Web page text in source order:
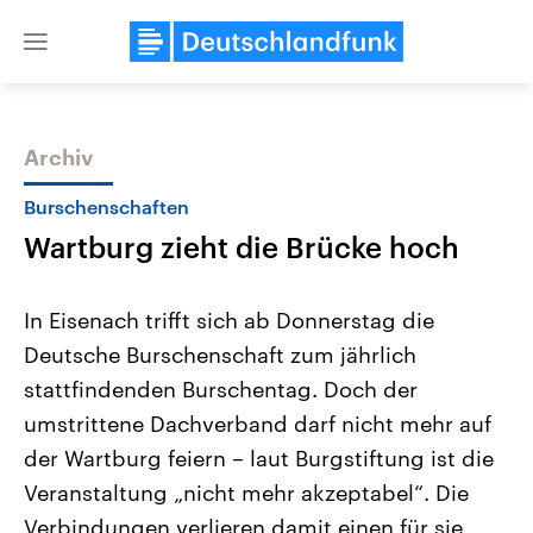
Close
Themen
Landtagswahl Sachsen-Anhalt
2026
Alle Informationen
Sachsen-Anhalt wählt am 6.
September 2026 einen neuen
Landtag. Seit 2021 wird das
Bundesland von einer Koalition aus
USA
Aktuelle Beiträge,
Hintergründe
Wirtschaftlich und
gehören die Vereinigten
den mächtigsten Ländern
mit großem Einfluss auf
Archiv
Burschenschaften
Wartburg zieht die Brücke hoch
In Eisenach trifft sich ab Donnerstag die
Deutsche Burschenschaft zum jährlich
stattfindenden Burschentag. Doch der
umstrittene Dachverband darf nicht mehr auf
der Wartburg feiern – laut Burgstiftung ist die
Veranstaltung „nicht mehr akzeptabel“. Die
Verbindungen verlieren damit einen für sie